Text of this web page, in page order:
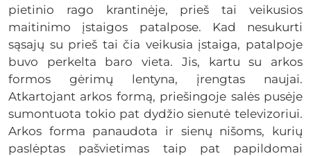
pietinio rago krantinėje, prieš tai veikusios
maitinimo įstaigos patalpose. Kad nesukurti
sąsajų su prieš tai čia veikusia įstaiga, patalpoje
buvo perkelta baro vieta. Jis, kartu su arkos
formos gėrimų lentyna, įrengtas naujai.
Atkartojant arkos formą, priešingoje salės pusėje
sumontuota tokio pat dydžio sienutė televizoriui.
Arkos forma panaudota ir sienų nišoms, kurių
paslėptas pašvietimas taip pat papildomai